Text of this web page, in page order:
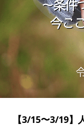
【3/15〜3/19